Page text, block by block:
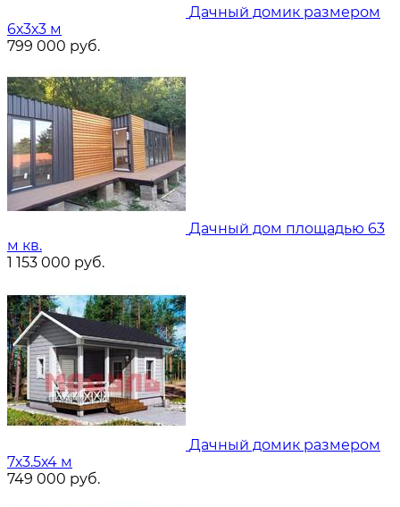
Дачный домик размером
6х3х3 м
799 000 руб.
Дачный дом площадью 63
м кв.
1 153 000 руб.
Дачный домик размером
7х3.5х4 м
749 000 руб.